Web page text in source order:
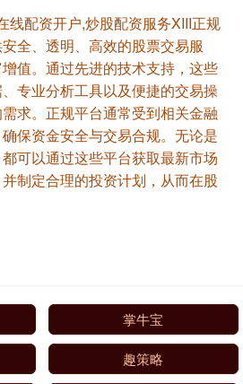
线配资开户,炒股配资服务XIII‌正规
全、透明、高效的股票交易服
值。通过先进的技术支持，这些
专业分析工具以及便捷的交易操
求。正规平台通常受到相关金融
保资金安全与交易合规。无论是
可以通过这些平台获取最新市场
制定合理的投资计划，从而在股
掌牛宝
趣策略